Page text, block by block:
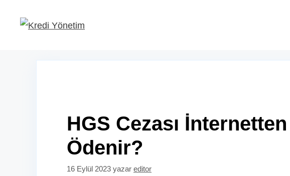
HGS Cezası İnternetten
Ödenir?
16 Eylül 2023 yazar editor